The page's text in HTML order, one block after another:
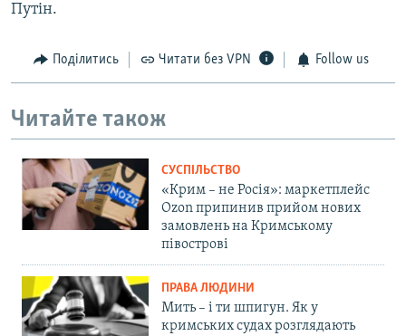
Путін.
Поділитись Читати без VPN Follow us
Читайте також
СУСПІЛЬСТВО
«Крим – не Росія»: маркетплейс
Ozon припинив прийом нових
замовлень на Кримському
півострові
ПРАВА ЛЮДИНИ
Мить – і ти шпигун. Як у
кримських судах розглядають